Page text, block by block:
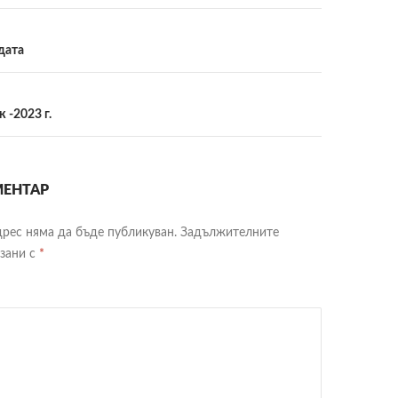
-2023 г.
няма да бъде публикуван. Задължителните
с *